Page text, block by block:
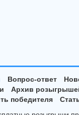
Вопрос-ответ
Архив
победителя